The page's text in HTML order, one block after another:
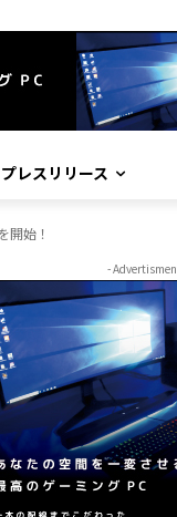
プレスリリース
開始！
-